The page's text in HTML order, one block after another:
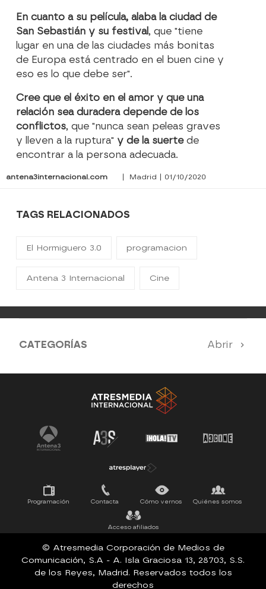
En cuanto a su película, alaba la ciudad de
San Sebastián y su festival, que "tiene
lugar en una de las ciudades más bonitas
de Europa está centrado en el buen cine y
eso es lo que debe ser".
Cree que el éxito en el amor y que una
relación sea duradera depende de los
conflictos, que "nunca sean peleas graves
y lleven a la ruptura" y de la suertede
encontrar a la persona adecuada.
antena3internacional.com | Madrid | 01/10/2020
TAGS RELACIONADOS
El Hormiguero 3.0 programacion
Antena 3 Internacional Cine
CATEGORÍAS Abrir
Antena 3 Noticias El Hormiguero
Tu cara me suena Pasapalabra
Programación Contacta Cómo vernos Quiénes somos
Acceso afiliados
© Atresmedia Corporación de Medios de
Comunicación, S.A - A. Isla Graciosa 13, 28703, S.S.
de los Reyes, Madrid. Reservados todos los
derechos